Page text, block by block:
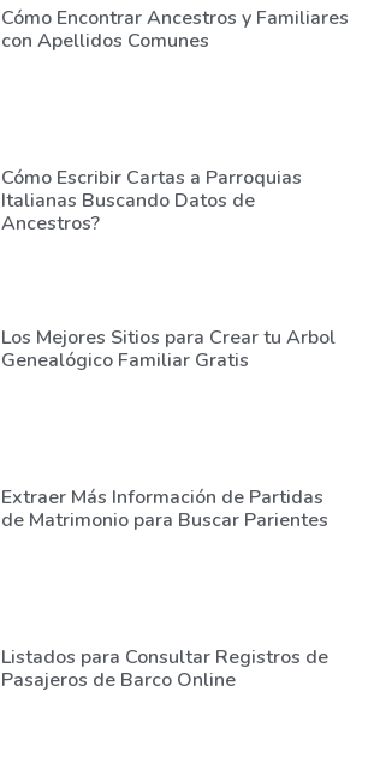
Cómo Encontrar Ancestros y Familiares
con Apellidos Comunes
Cómo Escribir Cartas a Parroquias
Italianas Buscando Datos de
Ancestros?
Los Mejores Sitios para Crear tu Arbol
Genealógico Familiar Gratis
Extraer Más Información de Partidas
de Matrimonio para Buscar Parientes
Listados para Consultar Registros de
Pasajeros de Barco Online